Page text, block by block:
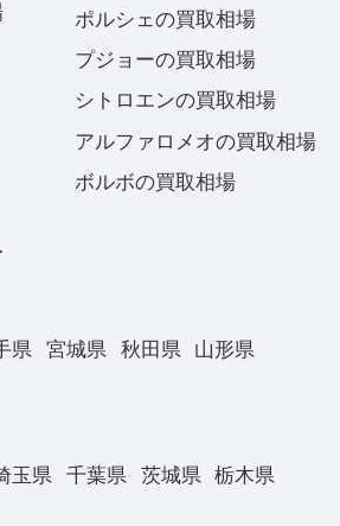
ポルシェの買取相場
プジョーの買取相場
シトロエンの買取相場
アルファロメオの買取相場
ボルボの買取相場
県 宮城県 秋田県
山形県
玉県 千葉県 茨城県
栃木県